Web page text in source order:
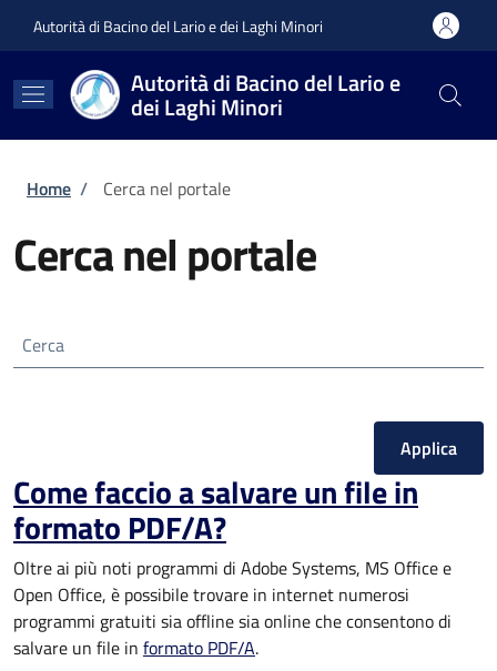
Autorità di Bacino del Lario e dei Laghi Minori
Autorità di Bacino del Lario e
dei Laghi Minori
Briciole di pane
Home / Cerca nel portale
Cerca nel portale
Cerca
Come faccio a salvare un file in
formato PDF/A?
Oltre ai più noti programmi di Adobe Systems, MS Office e
Open Office, è possibile trovare in internet numerosi
programmi gratuiti sia offline sia online che consentono di
salvare un file in formato PDF/A.